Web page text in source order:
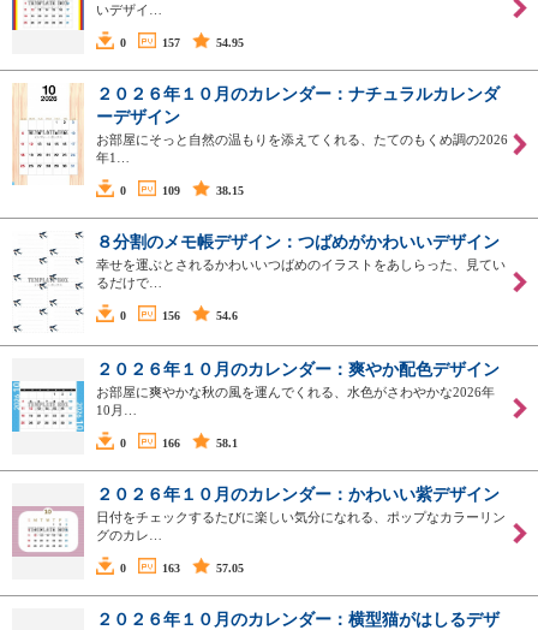
いデザイ…
0 157 54.95
２０２６年１０月のカレンダー：ナチュラルカレンダ
ーデザイン
お部屋にそっと自然の温もりを添えてくれる、たてのもくめ調の2026
年1…
0 109 38.15
８分割のメモ帳デザイン：つばめがかわいいデザイン
幸せを運ぶとされるかわいいつばめのイラストをあしらった、見てい
るだけで…
0 156 54.6
２０２６年１０月のカレンダー：爽やか配色デザイン
お部屋に爽やかな秋の風を運んでくれる、水色がさわやかな2026年
10月…
0 166 58.1
２０２６年１０月のカレンダー：かわいい紫デザイン
日付をチェックするたびに楽しい気分になれる、ポップなカラーリン
グのカレ…
0 163 57.05
２０２６年１０月のカレンダー：横型猫がはしるデザ